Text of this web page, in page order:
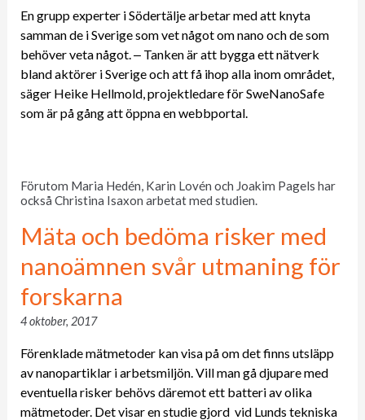
En grupp experter i Södertälje arbetar med att knyta
samman de i Sverige som vet något om nano och de som
behöver veta något. ‒ Tanken är att bygga ett nätverk
bland aktörer i Sverige och att få ihop alla inom området,
säger Heike Hellmold, projektledare för SweNanoSafe
som är på gång att öppna en webbportal.
Förutom Maria Hedén, Karin Lovén och Joakim Pagels har
också Christina Isaxon arbetat med studien.
Mäta och bedöma risker med
nanoämnen svår utmaning för
forskarna
4 oktober, 2017
Förenklade mätmetoder kan visa på om det finns utsläpp
av nanopartiklar i arbetsmiljön. Vill man gå djupare med
eventuella risker behövs däremot ett batteri av olika
mätmetoder. Det visar en studie gjord vid Lunds tekniska